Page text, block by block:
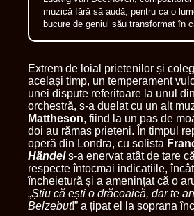
muzică fără să audă, pentru ca o
bucure de geniul său transformat în
Extrem de loial prietenilor și
același timp, un temperament
unei dispute referitoare la unul
orchestră, s-a duelat cu un alt
Mattheson, fiind la un pas de
doi au rămas prieteni. În timpul
operă din Londra, cu solista
Händels-a enervat atât de tare
respecte întocmai indicațiile,
încheietură și a amenințat că o
„Știu că ești o drăcoaică, dar te
Belzebut!” a țipat el la soprana